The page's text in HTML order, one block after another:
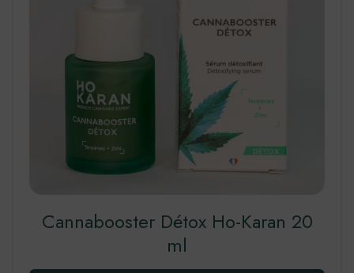
Cannabooster Détox Ho-Karan 20
ml